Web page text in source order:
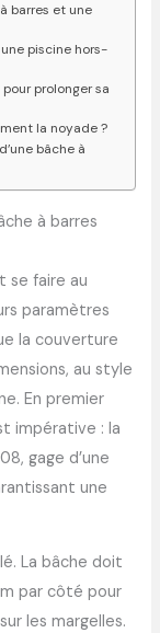
barres et une
piscine hors-
prolonger sa
la noyade ?
bâche à
à barres
se faire au
paramètres
la couverture
au style
En premier
impérative : la
gage d’une
une
La bâche doit
par côté pour
les margelles.